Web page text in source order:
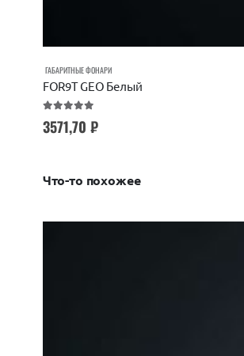
ГАБАРИТНЫЕ ФОНАРИ
FOR9T GEO Белый
3571,70 ₽
Что-то похожее